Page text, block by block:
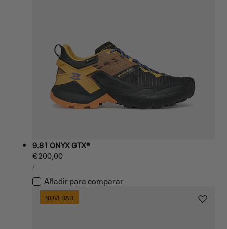
9.81 ONYX GTX®
Precio
habitual
€200,00
PRECIO
UNITARIO
/POR
Añadir para comparar
NOVEDAD